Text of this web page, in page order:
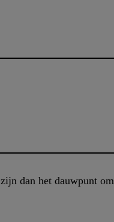
dan het dauwpunt om